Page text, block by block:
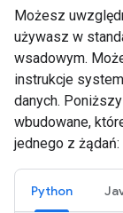
Możesz
używasz w
wsadowym.
instrukcje
danych.
wbudowane,
jednego z żądań:
Python